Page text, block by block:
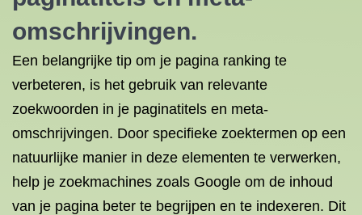
omschrijvingen.
Een belangrijke tip om je pagina ranking te
verbeteren, is het gebruik van relevante
zoekwoorden in je paginatitels en meta-
omschrijvingen. Door specifieke zoektermen op een
natuurlijke manier in deze elementen te verwerken,
help je zoekmachines zoals Google om de inhoud
van je pagina beter te begrijpen en te indexeren. Dit